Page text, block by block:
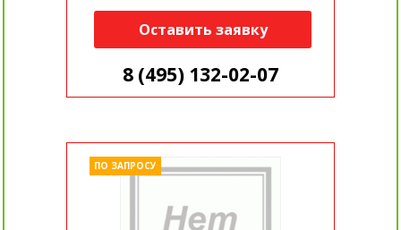
Оставить заявку
8 (495) 132-02-07
ПО ЗАПРОСУ